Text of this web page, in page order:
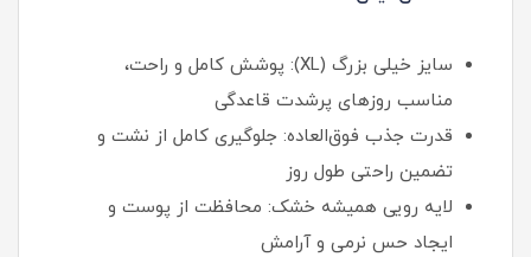
سایز خیلی بزرگ (XL): پوشش کامل و راحت،
مناسب روزهای پرشدت قاعدگی
قدرت جذب فوق‌العاده: جلوگیری کامل از نشت و
تضمین راحتی طول روز
لایه رویی همیشه خشک: محافظت از پوست و
ایجاد حس نرمی و آرامش